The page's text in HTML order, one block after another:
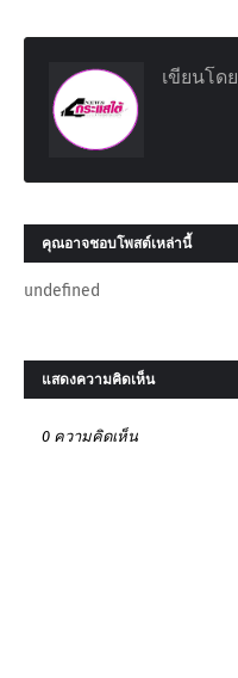
เขียนโดย
คุณอาจชอบโพสต์เหล่านี้
undefined
แสดงความคิดเห็น
0 ความคิดเห็น